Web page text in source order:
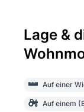
Lage &
Auf einer
Auf einem